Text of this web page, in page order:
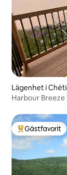
Lägenhet i
Harbour Breeze
Populär
Gästfavorit